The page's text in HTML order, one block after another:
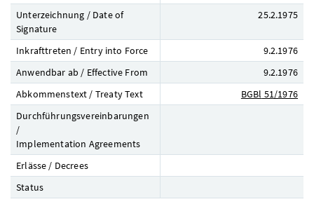
Unterzeichnung / Date of
Signature
25.2.1975
Inkrafttreten / Entry into Force
9.2.1976
Anwendbar ab / Effective From
9.2.1976
Abkommenstext / Treaty Text
BGBl 51/1976
Durchführungsvereinbarungen
/
Implementation Agreements
Erlässe / Decrees
Status